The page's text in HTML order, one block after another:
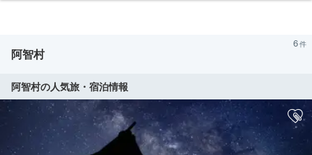
阿智村
6
阿智村の人気旅・宿泊情報